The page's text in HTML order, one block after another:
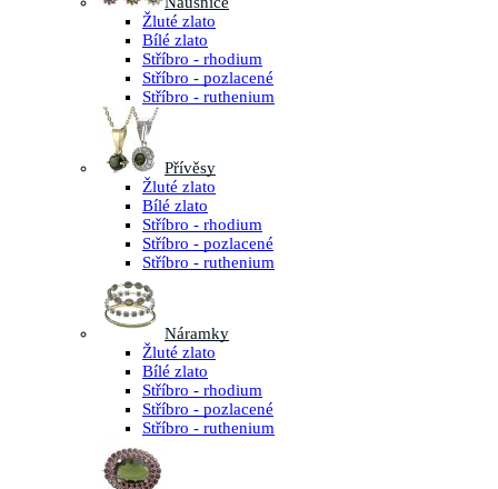
Žluté zlato
Bílé zlato
Stříbro - rhodium
Stříbro - pozlacené
Stříbro - ruthenium
Přívěsy
Žluté zlato
Bílé zlato
Stříbro - rhodium
Stříbro - pozlacené
Stříbro - ruthenium
Náramky
Žluté zlato
Bílé zlato
Stříbro - rhodium
Stříbro - pozlacené
Stříbro - ruthenium